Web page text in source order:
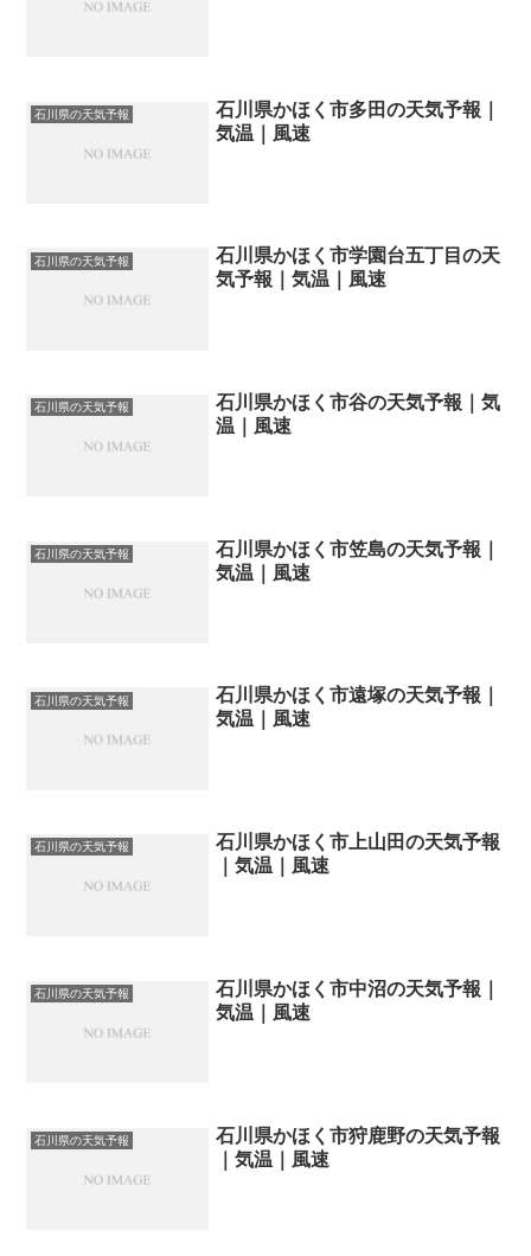
石川県の天気予報
石川県かほく市多田の天気予報｜
気温｜風速
石川県の天気予報
石川県かほく市学園台五丁目の天
気予報｜気温｜風速
石川県の天気予報
石川県かほく市谷の天気予報｜気
温｜風速
石川県の天気予報
石川県かほく市笠島の天気予報｜
気温｜風速
石川県の天気予報
石川県かほく市遠塚の天気予報｜
気温｜風速
石川県の天気予報
石川県かほく市上山田の天気予報
｜気温｜風速
石川県の天気予報
石川県かほく市中沼の天気予報｜
気温｜風速
石川県の天気予報
石川県かほく市狩鹿野の天気予報
｜気温｜風速